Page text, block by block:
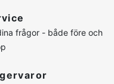
frågor - både före och